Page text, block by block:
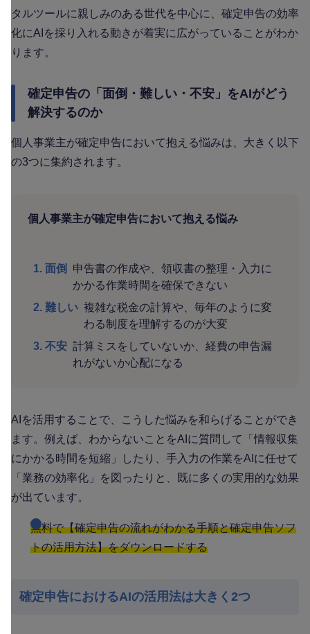
タルツールに親しみのある世代を中心に、確定申告の効率
化にAIを採り入れる動きが着実に広がっていることがわか
ります。
確定申告の「面倒・難しい・不安」をAIがどう
解決するのか
個人事業主が確定申告において抱える悩みは、大きく以下
の3つに集約されます。
個人事業主が確定申告において抱える悩み
1. 面倒
申告書の作成や、領収書の整理・入力に
かかる作業時間を確保できない
2. 難しい 複雑な税金の計算や、毎年のように変
わる制度を理解するのが大変
3. 不安 計算ミスをしていないか、経費の申告漏
れがないか心配になる
AIを活用することで、こうした悩みを和らげることができ
ます。例えば、わからないことをAIに質問して「情報収集
にかかる時間を短縮」したり、手入力の作業をAIに任せて
「業務の効率化」を図ったりと、既に多くの実用的な効果
が出ています。
無料で【確定申告の流れがわかる手順と確定申告ソフ
トの活用方法】をダウンロードする
確定申告におけるAIの活用法は大きく2つ